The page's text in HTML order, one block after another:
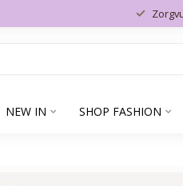
NEW IN SHOP FASHION